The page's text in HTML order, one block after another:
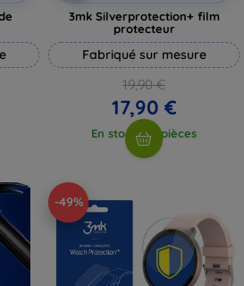
3mk Silverprotection+ film
protecteur
Fabriqué sur mesure
19,90 €
17,90 €
En stock > 5 pièces
-49%